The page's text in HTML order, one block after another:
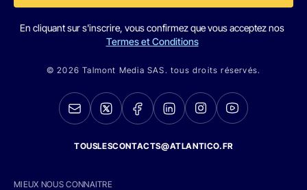
En cliquant sur s'inscrire, vous confirmez que vous acceptez nos
Termes et Conditions
© 2026 Talmont Media SAS. tous droits réservés.
TOUSLESCONTACTS@ATLANTICO.FR
MIEUX NOUS CONNAITRE